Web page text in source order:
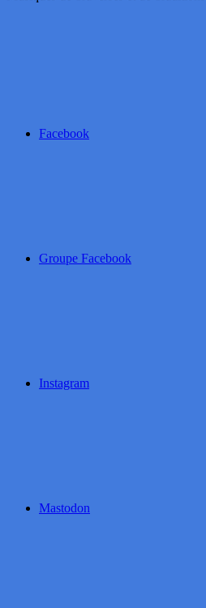
Facebook
Groupe Facebook
Instagram
Mastodon